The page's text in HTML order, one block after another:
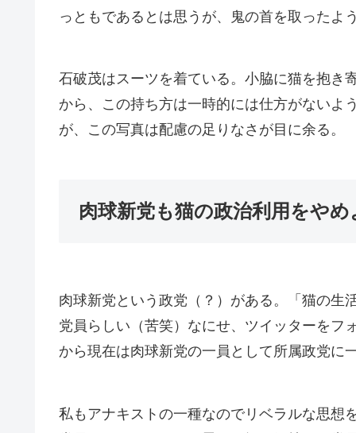
っともであるとは思うが、鬼の首を取ったよ
石破茂はスーツを着ている。小脇に猫を抱き
から、この持ち方は一時的には仕方がない
が、この写真は配慮の足りなさが目に余る。
肉球新党も猫の政治利用をやめ
肉球新党という政党（？）がある。「猫の生
党員らしい（苦笑）なにせ、ツイッターをフ
から現在は肉球新党の一員として所属政党に
私もアナキストの一種なのでリベラルな思想